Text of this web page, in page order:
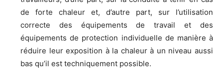
de forte chaleur et, d’autre part, sur l’utilisation
correcte des équipements de travail et des
équipements de protection individuelle de manière à
réduire leur exposition à la chaleur à un niveau aussi
bas qu’il est techniquement possible.